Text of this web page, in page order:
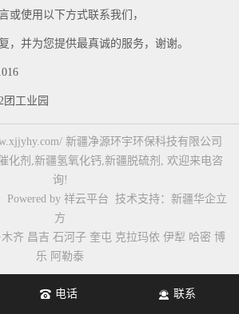
或使用以下方式联系我们，
，并为您提供最真诚的服务，谢谢。
团工业园
新疆净源环宇环保科技有限公司
化剂 新疆氢氧化钙 新疆脱硫剂
, 欢迎来电咨
询!
Powered by 祥云平台 技术支持： 新疆华企立
方
齐 昌吉 石河子 奎屯 克拉玛依 伊犁 哈密 博
乐 阿勒泰
电话 联系